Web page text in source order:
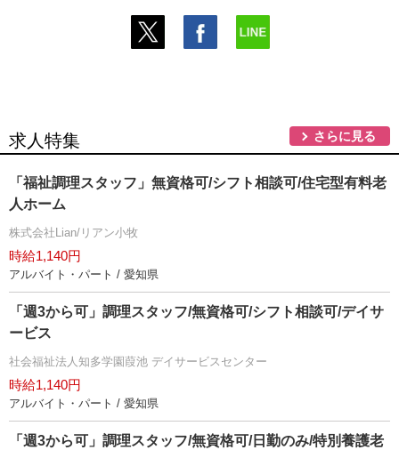
求人特集 さらに見る
「福祉調理スタッフ」無資格可/シフト相談可/住宅型有料老
人ホーム
株式会社Lian/リアン小牧
時給1,140円
アルバイト・パート / 愛知県
「週3から可」調理スタッフ/無資格可/シフト相談可/デイサ
ービス
社会福祉法人知多学園葭池 デイサービスセンター
時給1,140円
アルバイト・パート / 愛知県
「週3から可」調理スタッフ/無資格可/日勤のみ/特別養護老